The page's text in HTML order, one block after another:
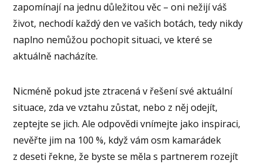
zapomínají na jednu důležitou věc – oni nežijí váš
život, nechodí každý den ve vašich botách, tedy nikdy
naplno nemůžou pochopit situaci, ve které se
aktuálně nacházíte.
Nicméně pokud jste ztracená v řešení své aktuální
situace, zda ve vztahu zůstat, nebo z něj odejít,
zeptejte se jich. Ale odpovědi vnímejte jako inspiraci,
nevěřte jim na 100 %, když vám osm kamarádek
z deseti řekne, že byste se měla s partnerem rozejít